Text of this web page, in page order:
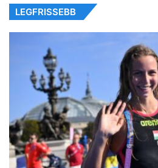
LEGFRISSEBB